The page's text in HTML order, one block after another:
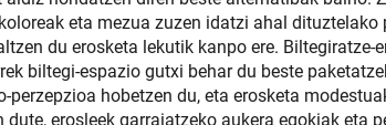
eta mezua zuzen idatzi ahal
du erosketa lekutik kanpo ere.
biltegi-espazio gutxi behar du beste
hobetzen du, eta erosketa
erosleek garraiatzeko aukera egokiak